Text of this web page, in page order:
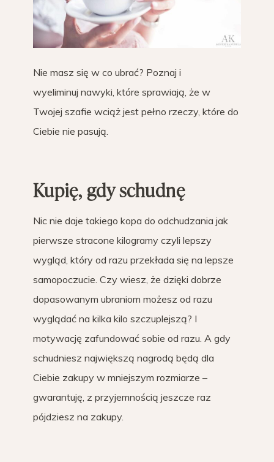
Nie masz się w co ubrać? Poznaj i
wyeliminuj nawyki, które sprawiają, że w
Twojej szafie wciąż jest pełno rzeczy, które do
Ciebie nie pasują.
Kupię, gdy schudnę
Nic nie daje takiego kopa do odchudzania jak
pierwsze stracone kilogramy czyli lepszy
wygląd, który od razu przekłada się na lepsze
samopoczucie. Czy wiesz, że dzięki dobrze
dopasowanym ubraniom możesz od razu
wyglądać na kilka kilo szczuplejszą? I
motywację zafundować sobie od razu. A gdy
schudniesz największą nagrodą będą dla
Ciebie zakupy w mniejszym rozmiarze –
gwarantuję, z przyjemnością jeszcze raz
pójdziesz na zakupy.